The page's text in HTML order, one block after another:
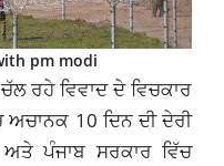
pm modi
ਰਹੇ ਵਿਵਾਦ ਦੇ ਵਿਚਕਾਰ
10 ਦਿਨ ਦੀ ਦੇਰੀ
ਅਤੇ ਪੰਜਾਬ ਸਰਕਾਰ ਵਿੱਚ